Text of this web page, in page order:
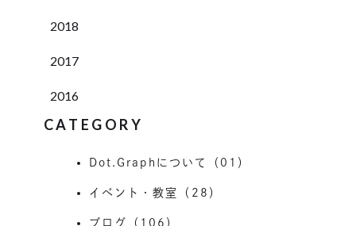
2018
2017
2016
CATEGORY
Dot.Graphについて（01）
イベント・教室（28）
ブログ（106）